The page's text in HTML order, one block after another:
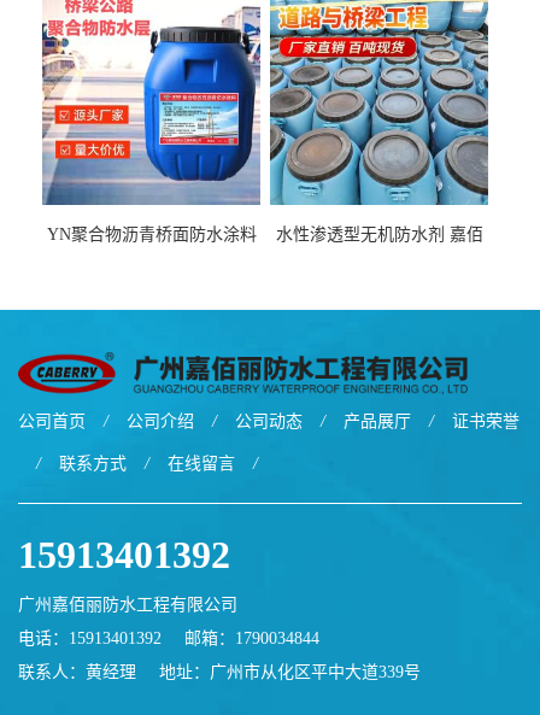
厂家
YN聚合物沥青桥面防水涂料
水性渗透型无机防水剂 嘉佰
公司首页 / 公司介绍 / 公司动态 / 产品展厅 / 证书荣誉
/ 联系方式 / 在线留言 /
15913401392
广州嘉佰丽防水工程有限公司
电话：15913401392
邮箱： 1790034844
联系人：黄经理
地址：广州市从化区平中大道339号